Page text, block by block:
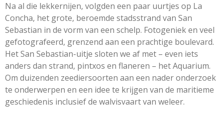
Na al die lekkernijen, volgden een paar uurtjes op La
Concha, het grote, beroemde stadsstrand van San
Sebastian in de vorm van een schelp. Fotogeniek en veel
gefotografeerd, grenzend aan een prachtige boulevard.
Het San Sebastian-uitje sloten we af met – even iets
anders dan strand, pintxos en flaneren – het Aquarium.
Om duizenden zeediersoorten aan een nader onderzoek
te onderwerpen en een idee te krijgen van de maritieme
geschiedenis inclusief de walvisvaart van weleer.